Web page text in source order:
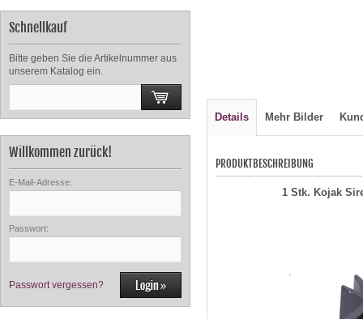
Schnellkauf
Bitte geben Sie die Artikelnummer aus
unserem Katalog ein.
Willkommen zurück!
E-Mail-Adresse:
Passwort:
Passwort vergessen?
Details Mehr Bilder
PRODUKTBESCHREIBUNG
1 Stk. Kojak